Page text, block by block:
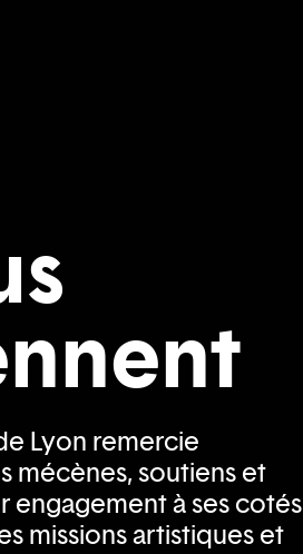
Lyon remercie
mécènes, soutiens et
engagement à ses cotés
missions artistiques et